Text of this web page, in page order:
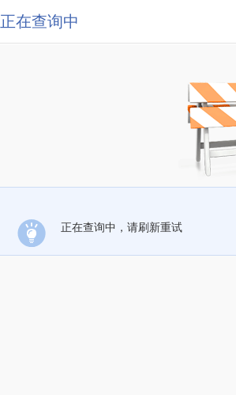
正在查询中
正在查询中，请刷新重试